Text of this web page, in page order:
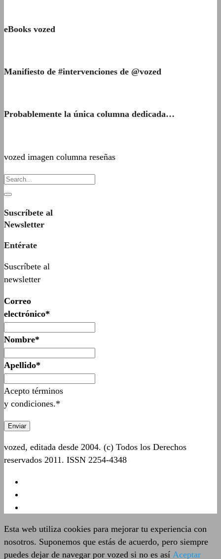
eBooks vozed
Manifiesto de #intervenciones de @vozed
Probablemente la única columna dedicada…
vozed imagen columna reseñas
Suscríbete al
Newsletter
Entérate
Suscríbete al
newsletter
Correo
electrónico*
Nombre*
Apellido*
Acepto términos
y condiciones.*
vozed, editada desde 2004. (c) Todos los Derechos
reservados 2011. ISSN 2254-4348
Esta web utiliza cookies para mejorar tu experiencia con
nosotros. Suponemos que estás de acuerdo, pero siempre
puedes dejar de navegar por vozed si no es así Aceptar